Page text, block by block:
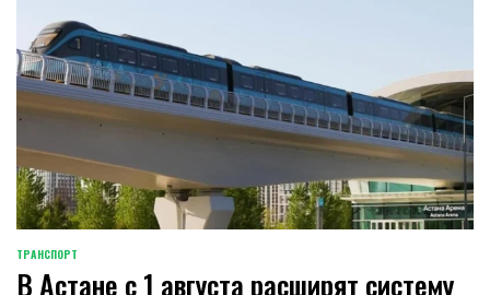
POSTED
IN
ТРАНСПОРТ
В Астане с 1 августа расширят систему